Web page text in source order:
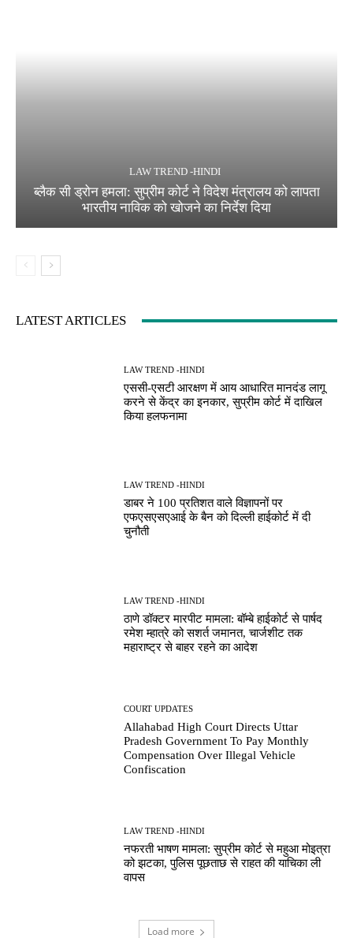
LAW TREND -HINDI
ब्लैक सी ड्रोन हमला: सुप्रीम कोर्ट ने विदेश मंत्रालय को लापता
भारतीय नाविक को खोजने का निर्देश दिया
LATEST ARTICLES
LAW TREND -HINDI
एससी-एसटी आरक्षण में आय आधारित मानदंड लागू
करने से केंद्र का इनकार, सुप्रीम कोर्ट में दाखिल
किया हलफनामा
LAW TREND -HINDI
डाबर ने 100 प्रतिशत वाले विज्ञापनों पर
एफएसएसएआई के बैन को दिल्ली हाईकोर्ट में दी
चुनौती
LAW TREND -HINDI
ठाणे डॉक्टर मारपीट मामला: बॉम्बे हाईकोर्ट से पार्षद
रमेश म्हात्रे को सशर्त जमानत, चार्जशीट तक
महाराष्ट्र से बाहर रहने का आदेश
COURT UPDATES
Allahabad High Court Directs Uttar
Pradesh Government To Pay Monthly
Compensation Over Illegal Vehicle
Confiscation
LAW TREND -HINDI
नफरती भाषण मामला: सुप्रीम कोर्ट से महुआ मोइत्रा
को झटका, पुलिस पूछताछ से राहत की याचिका ली
वापस
Load more